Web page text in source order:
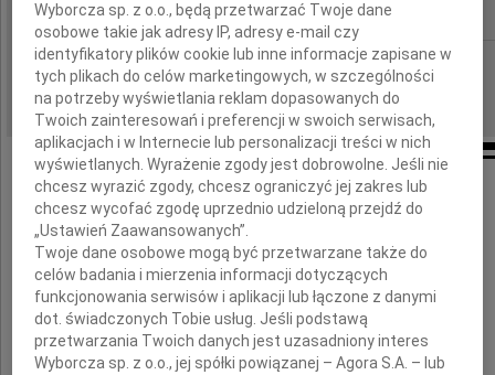
IMIĘ I NAZWISKO:
REGION: Kraków
DATA EMISJI: 03.01.2019
Z żalem i bólem
żegnamy
Wyborcza sp. z o.o., będą przetwarzać Twoje dane
osobowe takie jak adresy IP, adresy e-mail czy
identyfikatory plików cookie lub inne informacje zapisane w
tych plikach do celów marketingowych, w szczególności
na potrzeby wyświetlania reklam dopasowanych do
Twoich zainteresowań i preferencji w swoich serwisach,
aplikacjach i w Internecie lub personalizacji treści w nich
wyświetlanych. Wyrażenie zgody jest dobrowolne. Jeśli nie
chcesz wyrazić zgody, chcesz ograniczyć jej zakres lub
chcesz wycofać zgodę uprzednio udzieloną przejdź do
„Ustawień Zaawansowanych”.
Twoje dane osobowe mogą być przetwarzane także do
celów badania i mierzenia informacji dotyczących
funkcjonowania serwisów i aplikacji lub łączone z danymi
dot. świadczonych Tobie usług. Jeśli podstawą
przetwarzania Twoich danych jest uzasadniony interes
Wyborcza sp. z o.o., jej spółki powiązanej – Agora S.A. – lub